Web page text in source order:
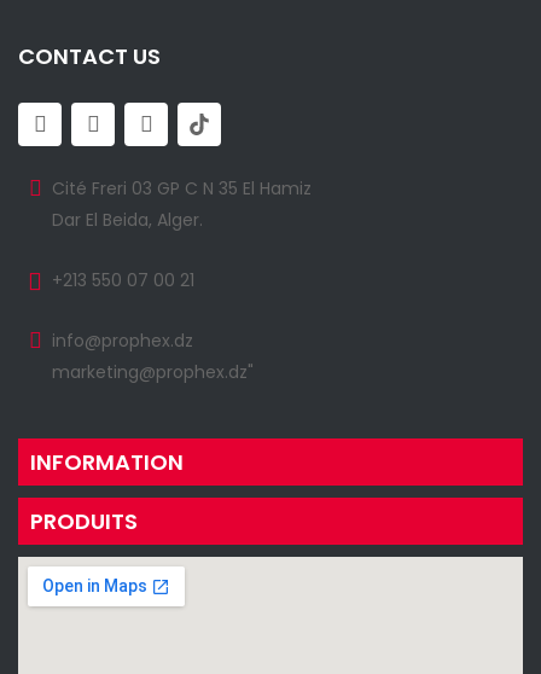
CONTACT US
Cité Freri 03 GP C N 35 El Hamiz
Dar El Beida, Alger.
+213 550 07 00 21
info@prophex.dz
marketing@prophex.dz"
INFORMATION
PRODUITS